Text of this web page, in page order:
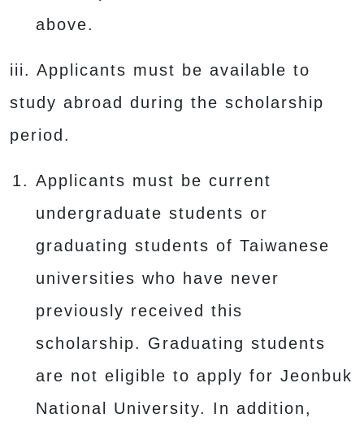
above.
iii. Applicants must be available to
study abroad during the scholarship
period.
Applicants must be current
undergraduate students or
graduating students of Taiwanese
universities who have never
previously received this
scholarship. Graduating students
are not eligible to apply for Jeonbuk
National University. In addition,